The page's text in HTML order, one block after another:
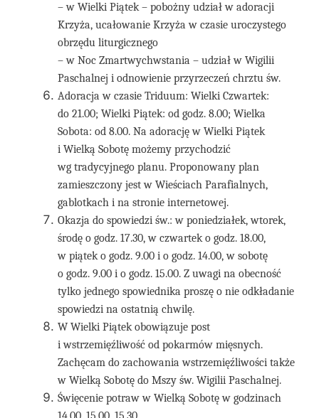
– w Wielki Piątek – pobożny udział w adoracji
Krzyża, ucałowanie Krzyża w czasie uroczystego
obrzędu liturgicznego
– w Noc Zmartwychwstania – udział w Wigilii
Paschalnej i odnowienie przyrzeczeń chrztu św.
Adoracja w czasie Triduum: Wielki Czwartek:
do 21.00; Wielki Piątek: od godz. 8.00; Wielka
Sobota: od 8.00. Na adorację w Wielki Piątek
i Wielką Sobotę możemy przychodzić
wg tradycyjnego planu. Proponowany plan
zamieszczony jest w Wieściach Parafialnych,
gablotkach i na stronie internetowej.
Okazja do spowiedzi św.: w poniedziałek, wtorek,
środę o godz. 17.30, w czwartek o godz. 18.00,
w piątek o godz. 9.00 i o godz. 14.00, w sobotę
o godz. 9.00 i o godz. 15.00. Z uwagi na obecność
tylko jednego spowiednika proszę o nie odkładanie
spowiedzi na ostatnią chwilę.
W Wielki Piątek obowiązuje post
i wstrzemięźliwość od pokarmów mięsnych.
Zachęcam do zachowania wstrzemięźliwości także
w Wielką Sobotę do Mszy św. Wigilii Paschalnej.
Święcenie potraw w Wielką Sobotę w godzinach